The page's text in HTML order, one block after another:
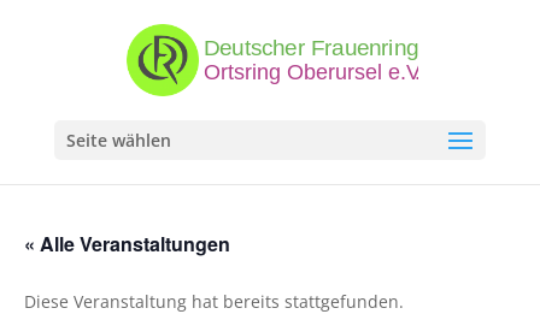
Seite wählen
« Alle Veranstaltungen
Diese Veranstaltung hat bereits stattgefunden.